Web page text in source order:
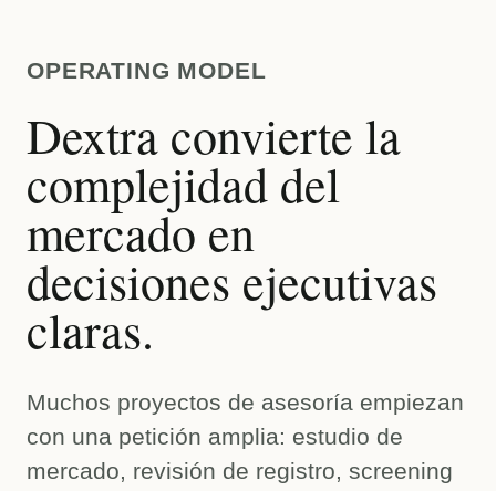
OPERATING MODEL
Dextra convierte la
complejidad del
mercado en
decisiones ejecutivas
claras.
Muchos proyectos de asesoría empiezan
con una petición amplia: estudio de
mercado, revisión de registro, screening